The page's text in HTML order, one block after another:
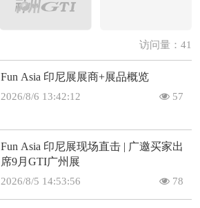
访问量：41
Fun Asia 印尼展展商+展品概览
2026/8/6 13:42:12 57
Fun Asia 印尼展现场直击 | 广邀买家出
席9月GTI广州展
2026/8/5 14:53:56 78